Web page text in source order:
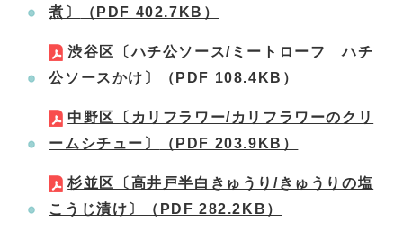
煮〕 （PDF 402.7KB）
渋谷区〔ハチ公ソース/ミートローフ ハチ
公ソースかけ〕
（PDF 108.4KB）
中野区〔カリフラワー/カリフラワーのクリ
ームシチュー〕
（PDF 203.9KB）
杉並区〔高井戸半白きゅうり/きゅうりの塩
こうじ漬け〕
（PDF 282.2KB）